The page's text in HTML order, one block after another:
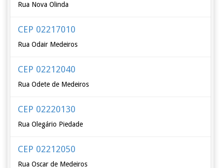
Rua Nova Olinda
CEP 02217010
Rua Odair Medeiros
CEP 02212040
Rua Odete de Medeiros
CEP 02220130
Rua Olegário Piedade
CEP 02212050
Rua Oscar de Medeiros